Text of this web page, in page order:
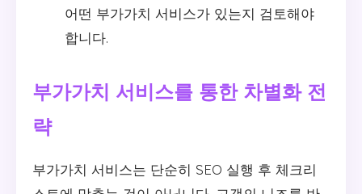
어떤 부가가치 서비스가 있는지 검토해야
합니다.
부가가치 서비스를 통한 차별화 전
략
부가가치 서비스는 단순히 SEO 실행 후 체크리